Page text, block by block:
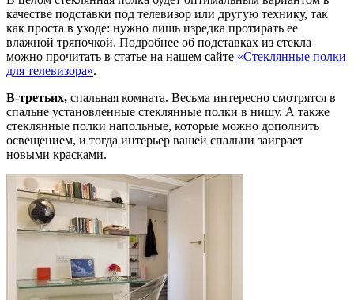
качестве подставки под телевизор или другую технику, так
как проста в уходе: нужно лишь изредка протирать ее
влажной тряпочкой. Подробнее об подставках из стекла
можно прочитать в статье на нашем сайте «Стеклянные полки
для телевизора».
В-третьих, спальная комната. Весьма интересно смотрятся в
спальне установленные стеклянные полки в нишу. А также
стеклянные полки напольные, которые можно дополнить
освещением, и тогда интерьер вашей спальни заиграет
новыми красками.